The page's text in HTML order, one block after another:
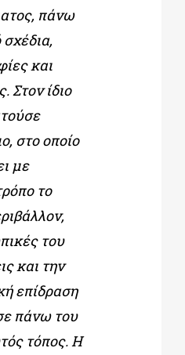
πάνω
και
Στον ίδιο
στο οποίο
με
το
του
και την
επίδραση
πάνω του
τόπος. Η